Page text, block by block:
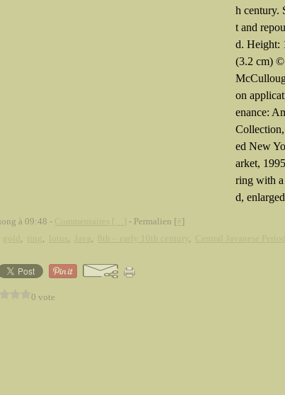
h century.
t and
d. Height:
(3.2 cm) ©
on
enance:
ed New
arket,
ring with a
d,
à 09:48 - - Permalien [ ]
, , , , ,
0 vote